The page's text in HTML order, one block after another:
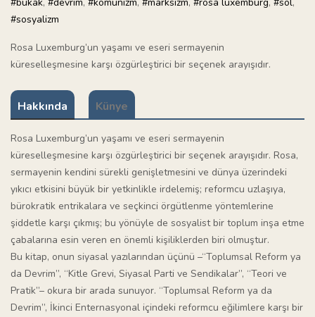
#sosyalizm
Rosa Luxemburg’un yaşamı ve eseri sermayenin
küreselleşmesine karşı özgürleştirici bir seçenek arayışıdır.
Hakkında Künye
Rosa Luxemburg’un yaşamı ve eseri sermayenin
küreselleşmesine karşı özgürleştirici bir seçenek arayışıdır. Rosa,
sermayenin kendini sürekli genişletmesini ve dünya üzerindeki
yıkıcı etkisini büyük bir yetkinlikle irdelemiş; reformcu uzlaşıya,
bürokratik entrikalara ve seçkinci örgütlenme yöntemlerine
şiddetle karşı çıkmış; bu yönüyle de sosyalist bir toplum inşa etme
çabalarına esin veren en önemli kişiliklerden biri olmuştur.
Bu kitap, onun siyasal yazılarından üçünü –“Toplumsal Reform ya
da Devrim”, “Kitle Grevi, Siyasal Parti ve Sendikalar”, “Teori ve
Pratik”– okura bir arada sunuyor. “Toplumsal Reform ya da
Devrim”, İkinci Enternasyonal içindeki reformcu eğilimlere karşı bir